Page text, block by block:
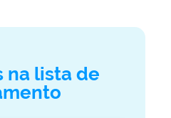
na lista de